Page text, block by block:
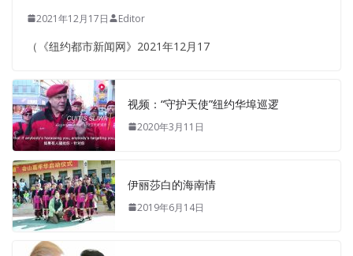
2021年12月17日 Editor
（《纽约都市新闻网》2021年12月17
视频：“守护天使”纽约华埠巡逻
2020年3月11日
伊丽莎白的海南情
2019年6月14日